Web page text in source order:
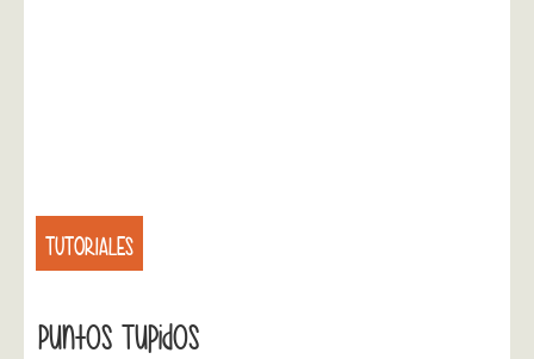
TUTORIALES
Puntos Tupidos